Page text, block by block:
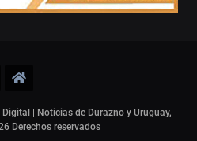
Digital | Noticias de Durazno y Uruguay,
Derechos reservados